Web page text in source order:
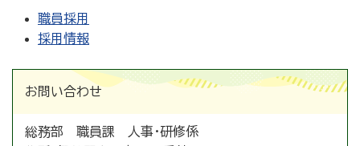
職員採用
採用情報
お問い合わせ
総務部 職員課 人事・研修係